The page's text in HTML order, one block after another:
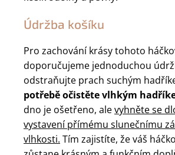
Údržba košíku
Pro zachování krásy tohoto
doporučujeme jednoduchou
odstraňujte prach suchým
potřebě očistěte vlhkým
dno je ošetřeno, alevyhněte se
vystavení přímému slunečnímu
vlhkosti. Tím zajistíte, že váš